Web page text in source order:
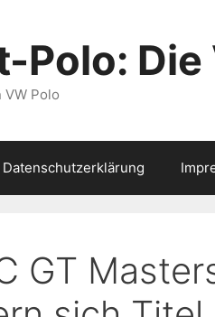
Polo:
Polo
Datenschutzerklärung
GT